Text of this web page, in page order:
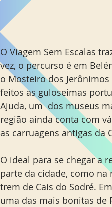
O Viagem Sem Escalas
vez, o percurso é em
o Mosteiro dos
feitos as guloseimas
Ajuda, um  dos museus
região ainda conta com
as carruagens antigas da
O ideal para se chegar a
parte da cidade, como na
trem de Cais do Sodré.
uma das mais bonitas de